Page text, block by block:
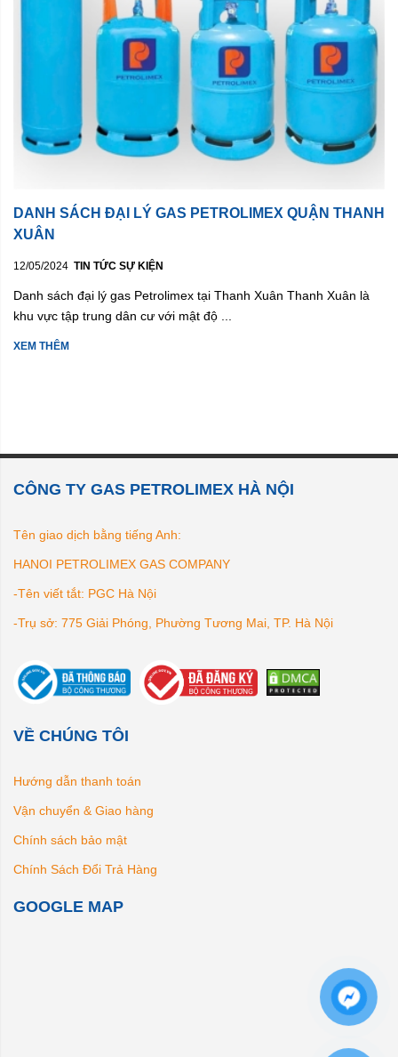
DANH SÁCH ĐẠI LÝ GAS PETROLIMEX QUẬN THANH
XUÂN
12/05/2024 TIN TỨC SỰ KIỆN
Danh sách đại lý gas Petrolimex tại Thanh Xuân Thanh Xuân là
khu vực tập trung dân cư với mật độ ...
XEM THÊM
CÔNG TY GAS PETROLIMEX HÀ NỘI
Tên giao dịch bằng tiếng Anh:
HANOI PETROLIMEX GAS COMPANY
-Tên viết tắt: PGC Hà Nội
-Trụ sở: 775 Giải Phóng, Phường Tương Mai, TP. Hà Nội
VỀ CHÚNG TÔI
Hướng dẫn thanh toán
Vận chuyển & Giao hàng
Chính sách bảo mật
Chính Sách Đổi Trả Hàng
GOOGLE MAP